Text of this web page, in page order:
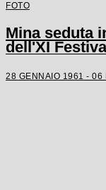
FOTO
Mina seduta
dell'XI
28 GENNAIO 1961 - 06